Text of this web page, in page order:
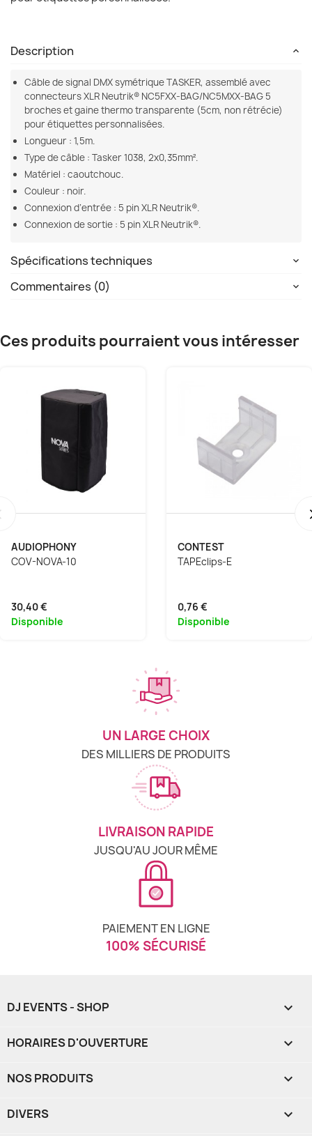
Description
Câble de signal DMX symétrique TASKER, assemblé avec
connecteurs XLR Neutrik® NC5FXX-BAG/NC5MXX-BAG 5
broches et gaine thermo transparente (5cm, non rétrécie)
pour étiquettes personnalisées.
Longueur : 1,5m.
Type de câble : Tasker 1038, 2x0,35mm².
Matériel : caoutchouc.
Couleur : noir.
Connexion d’entrée : 5 pin XLR Neutrik®.
Connexion de sortie : 5 pin XLR Neutrik®.
Spécifications techniques
Commentaires (0)
Ces produits pourraient vous intéresser
AUDIOPHONY
COV-NOVA-10
30,40 €
Disponible
CONTEST
TAPEclips-E
0,76 €
Disponible
UN LARGE CHOIX
DES MILLIERS DE PRODUITS
LIVRAISON RAPIDE
JUSQU'AU JOUR MÊME
PAIEMENT EN LIGNE
100% SÉCURISÉ
DJ EVENTS - SHOP 
HORAIRES D'OUVERTURE 
NOS PRODUITS 
DIVERS 